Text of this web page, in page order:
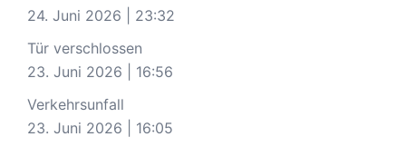
24. Juni 2026
23:32
Tür verschlossen
23. Juni 2026
16:56
Verkehrsunfall
23. Juni 2026
16:05